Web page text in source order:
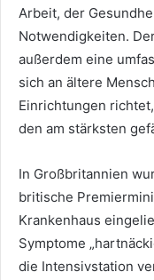
Arbeit, der
Notwendigkeiten.
außerdem eine
sich an ältere
Einrichtungen
den am stärksten
In Großbritannien
britische
Krankenhaus
Symptome
die Intensivstation